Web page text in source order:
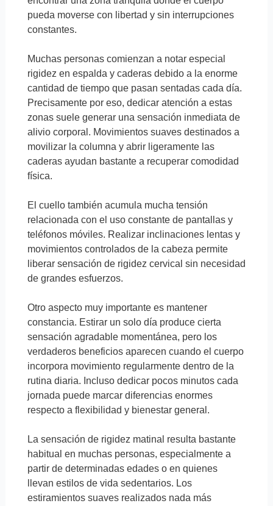
pueda moverse con libertad y sin interrupciones
constantes.
Muchas personas comienzan a notar especial
rigidez en espalda y caderas debido a la enorme
cantidad de tiempo que pasan sentadas cada día.
Precisamente por eso, dedicar atención a estas
zonas suele generar una sensación inmediata de
alivio corporal. Movimientos suaves destinados a
movilizar la columna y abrir ligeramente las
caderas ayudan bastante a recuperar comodidad
física.
El cuello también acumula mucha tensión
relacionada con el uso constante de pantallas y
teléfonos móviles. Realizar inclinaciones lentas y
movimientos controlados de la cabeza permite
liberar sensación de rigidez cervical sin necesidad
de grandes esfuerzos.
Otro aspecto muy importante es mantener
constancia. Estirar un solo día produce cierta
sensación agradable momentánea, pero los
verdaderos beneficios aparecen cuando el cuerpo
incorpora movimiento regularmente dentro de la
rutina diaria. Incluso dedicar pocos minutos cada
jornada puede marcar diferencias enormes
respecto a flexibilidad y bienestar general.
La sensación de rigidez matinal resulta bastante
habitual en muchas personas, especialmente a
partir de determinadas edades o en quienes
llevan estilos de vida sedentarios. Los
estiramientos suaves realizados nada más